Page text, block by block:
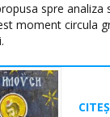
spre
moment circula